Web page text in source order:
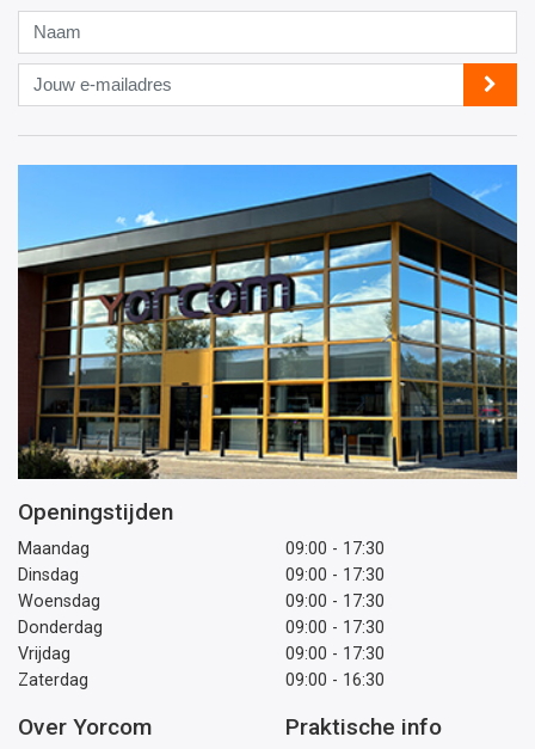
Jouw
e-
mailadres
Openingstijden
Maandag
09:00 - 17:30
Dinsdag
09:00 - 17:30
Woensdag
09:00 - 17:30
Donderdag
09:00 - 17:30
Vrijdag
09:00 - 17:30
Zaterdag
09:00 - 16:30
Over Yorcom Praktische info